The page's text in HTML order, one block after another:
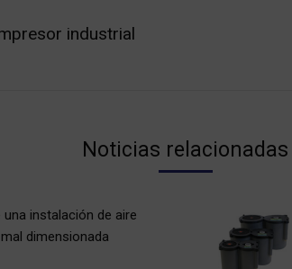
industrial
Noticias relacionadas
instalación de aire
dimensionada